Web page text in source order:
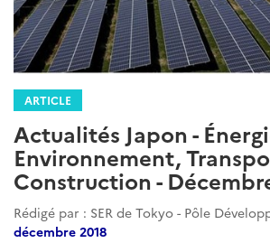
infrastructures
environnement
climat-attenuation
biodiversite asie
ODD
mer-oceans entreprises
ARTICLE
Actualités Japon -
Environnement,
Construction - Avril
Rédigé par : SER de Tokyo - Pôle
avril 2019